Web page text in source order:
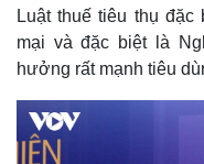
Luật thuế tiêu thụ đặc
mại và đặc biệt là
hưởng rất mạnh tiêu